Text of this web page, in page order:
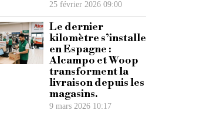
25 février 2026 09:00
Le dernier
kilomètre s’installe
en Espagne :
Alcampo et Woop
transforment la
livraison depuis les
magasins.
9 mars 2026 10:17